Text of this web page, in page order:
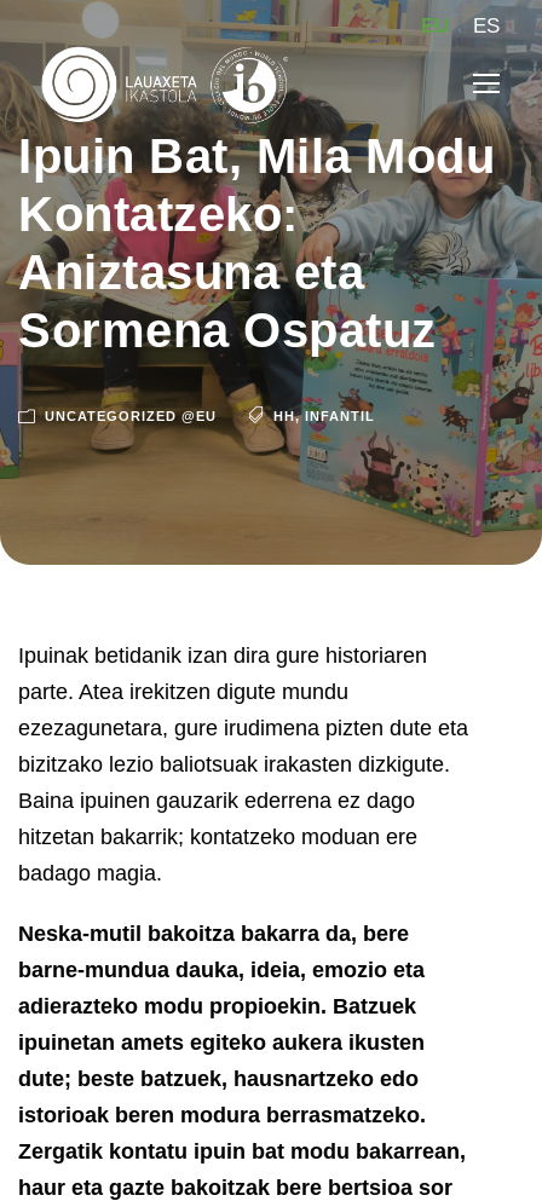
EU ES
Ipuin Bat, Mila Modu
Kontatzeko:
Aniztasuna eta
Sormena Ospatuz
UNCATEGORIZED @EU HH, INFANTIL
Ipuinak betidanik izan dira gure historiaren
parte. Atea irekitzen digute mundu
ezezagunetara, gure irudimena pizten dute eta
bizitzako lezio baliotsuak irakasten dizkigute.
Baina ipuinen gauzarik ederrena ez dago
hitzetan bakarrik; kontatzeko moduan ere
badago magia.
Neska-mutil bakoitza bakarra da, bere
barne-mundua dauka, ideia, emozio eta
adierazteko modu propioekin. Batzuek
ipuinetan amets egiteko aukera ikusten
dute; beste batzuek, hausnartzeko edo
istorioak beren modura berrasmatzeko.
Zergatik kontatu ipuin bat modu bakarrean,
haur eta gazte bakoitzak bere bertsioa sor